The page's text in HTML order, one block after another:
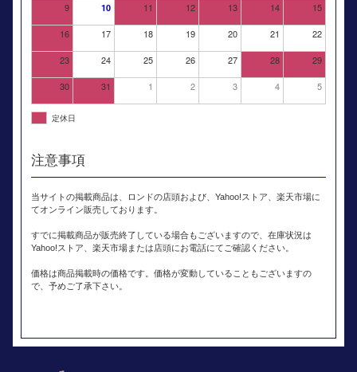
9 10 11 12 13 14 15
16 17 18 19 20 21 22
23 24 25 26 27 28 29
30 31 1 2 3 4 5
定休日
注意事項
当サイトの掲載商品は、ロンドの店頭および、Yahoo!ストア、楽天市場に
てオンライン販売しております。
すでに掲載商品が販売終了している場合もございますので、在庫状況は
Yahoo!ストア、楽天市場または店頭にお電話にてご確認ください。
価格は商品掲載時の価格です。価格が変動していることもございますの
で、予めご了承下さい。